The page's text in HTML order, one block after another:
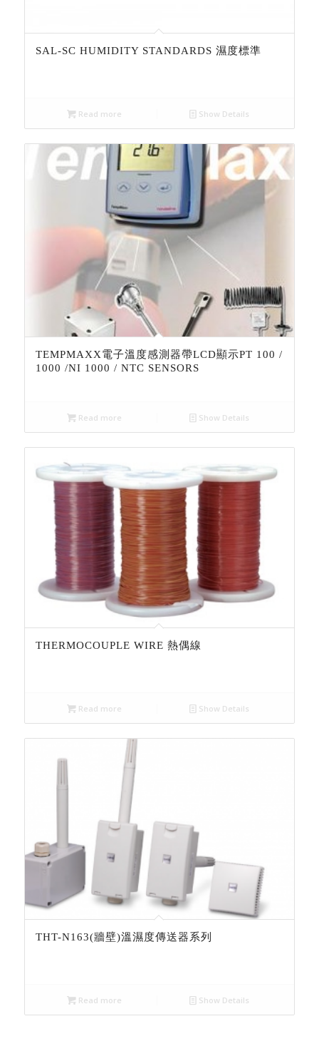
SAL-SC HUMIDITY STANDARDS 濕度標準
Read more Show Details
TEMPMAXX電子溫度感測器帶LCD顯示PT 100 /
1000 /NI 1000 / NTC SENSORS
Read more Show Details
THERMOCOUPLE WIRE 熱偶線
Read more Show Details
THT-N163(牆壁)溫濕度傳送器系列
Read more Show Details